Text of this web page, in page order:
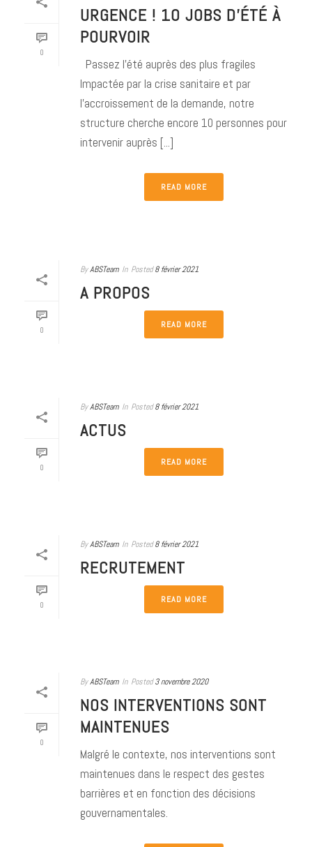
0
URGENCE ! 10 JOBS D’ÉTÉ À
POURVOIR
Passez l’été auprès des plus fragiles
Impactée par la crise sanitaire et par
l’accroissement de la demande, notre
structure cherche encore 10 personnes pour
intervenir auprès [...]
READ MORE
0
ByABSTeam In Posted 8 février 2021
A PROPOS
READ MORE
0
ByABSTeam In Posted 8 février 2021
ACTUS
READ MORE
0
ByABSTeam In Posted 8 février 2021
RECRUTEMENT
READ MORE
0
ByABSTeam In Posted 3 novembre 2020
NOS INTERVENTIONS SONT
MAINTENUES
Malgré le contexte, nos interventions sont
maintenues dans le respect des gestes
barrières et en fonction des décisions
gouvernamentales.